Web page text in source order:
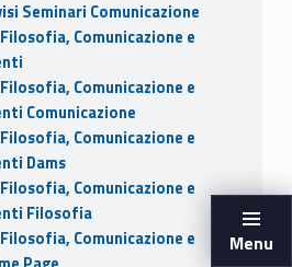
Menu
Seminari Comunicazione
Comunicazione e
Comunicazione e
Comunicazione
Comunicazione e
Dams
Comunicazione e
Filosofia
Comunicazione e